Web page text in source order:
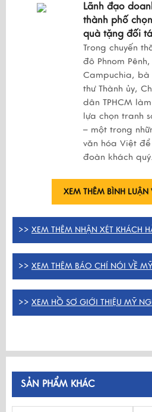
Lãnh đạo
thành phố
quà tặng đối
Trong chuyến
đô Phnom
Campuchia, bà
thư Thành ủy,
dân TPHCM
lựa chọn tranh
– một trong
văn hóa Việt
đoàn khách quý.
XEM THÊM BÌNH
>> XEM THÊM NHẬN XÉT KHÁCH
>> XEM THÊM BÁO CHÍ NÓI VỀ
>> XEM HỒ SƠ GIỚI THIỆU MỸ
SẢN PHẨM KHÁC